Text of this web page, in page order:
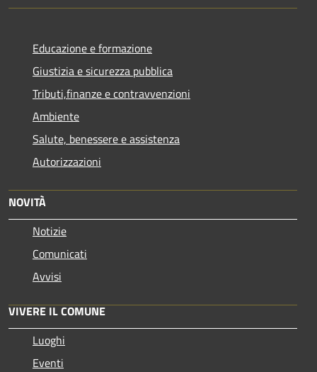
Educazione e formazione
Giustizia e sicurezza pubblica
Tributi,finanze e contravvenzioni
Ambiente
Salute, benessere e assistenza
Autorizzazioni
NOVITÀ
Notizie
Comunicati
Avvisi
VIVERE IL COMUNE
Luoghi
Eventi